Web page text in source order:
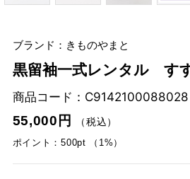
ブランド：きものやまと
黒留袖一式レンタル す
商品コード： C9142100088028
55,000円
（税込）
ポイント：500pt （1%）